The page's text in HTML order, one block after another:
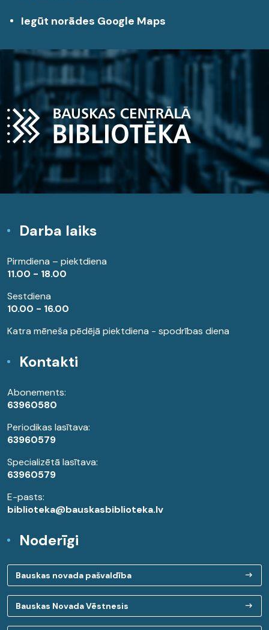
Iegūt norādes Google Maps
Darba laiks
Pirmdiena – piektdiena
11.00 - 18.00
Sestdiena
10.00 - 16.00
Katra mēneša pēdējā piektdiena - spodrības diena
Kontakti
Abonements:
63960580
Periodikas lasītava:
63960579
Specializētā lasītava:
63960579
E-pasts:
biblioteka@bauskasbiblioteka.lv
Noderīgi
Bauskas novada pašvaldība
Bauskas Novada Vēstnesis